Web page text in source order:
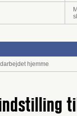
hjemme